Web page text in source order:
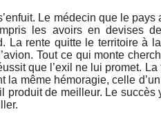
Le médecin que le
les avoirs en devises
La rente quitte le territoire à
Tout ce qui monte
que l’exil ne lui promet.
la même hémoragie, celle
produit de meilleur. Le succès